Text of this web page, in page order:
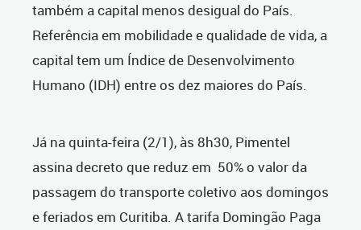
também a capital menos desigual do País.
Referência em mobilidade e qualidade de vida, a
capital tem um Índice de Desenvolvimento
Humano (IDH) entre os dez maiores do País.
Já na quinta-feira (2/1), às 8h30, Pimentel
assinadecreto que reduz em 50% o valor da
passagem do transporte coletivo aos domingos
e feriados em Curitiba. A tarifa Domingão Paga